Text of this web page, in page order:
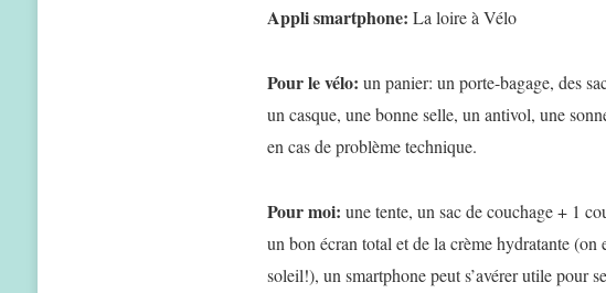
Appli smartphone: La loire à Vélo
Pour le vélo: un panier: un porte-bagage, des
un casque, une bonne selle, un antivol, une
en cas de problème technique.
Pour moi: une tente, un sac de couchage + 1
un bon écran total et de la crème hydratante
soleil!), un smartphone peut s’avérer utile pour